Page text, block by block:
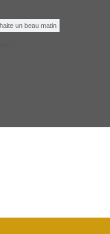
un beau matin